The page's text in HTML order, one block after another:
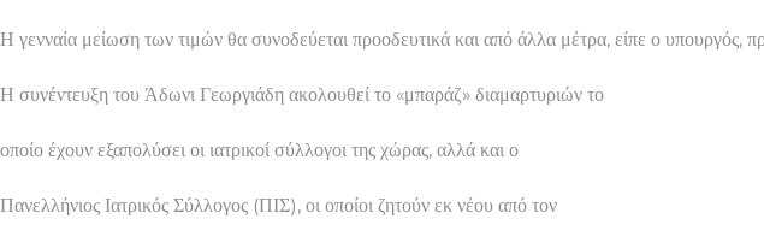
Η γενναία μείωση των τιμών θα συνοδεύεται προοδευτικά και από άλλα μέτρα, είπε ο υπουργός,
Η συνέντευξη του Άδωνι Γεωργιάδη ακολουθεί το «μπαράζ» διαμαρτυριών το
οποίο έχουν εξαπολύσει οι ιατρικοί σύλλογοι της χώρας, αλλά και ο
Πανελλήνιος Ιατρικός Σύλλογος (ΠΙΣ), οι οποίοι ζητούν εκ νέου από τον